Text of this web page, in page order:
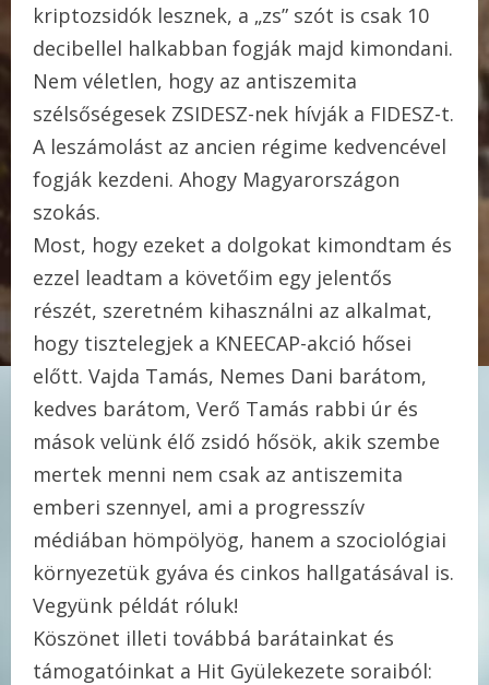
kriptozsidók lesznek, a „zs” szót is csak 10
decibellel halkabban fogják majd kimondani.
Nem véletlen, hogy az antiszemita
szélsőségesek ZSIDESZ-nek hívják a FIDESZ-t.
A leszámolást az ancien régime kedvencével
fogják kezdeni. Ahogy Magyarországon
szokás.
Most, hogy ezeket a dolgokat kimondtam és
ezzel leadtam a követőim egy jelentős
részét, szeretném kihasználni az alkalmat,
hogy tisztelegjek a KNEECAP-akció hősei
előtt. Vajda Tamás, Nemes Dani barátom,
kedves barátom, Verő Tamás rabbi úr és
mások velünk élő zsidó hősök, akik szembe
mertek menni nem csak az antiszemita
emberi szennyel, ami a progresszív
médiában hömpölyög, hanem a szociológiai
környezetük gyáva és cinkos hallgatásával is.
Vegyünk példát róluk!
Köszönet illeti továbbá barátainkat és
támogatóinkat a Hit Gyülekezete soraiból: